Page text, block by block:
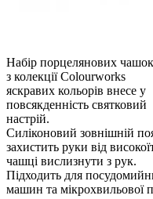
Набір порцелянових чашок
з колекції Colourworks
яскравих кольорів внесе у
повсякденність святковий
настрій.
Силіконовий зовнішній
захистить руки від
чашці вислизнути з рук.
Підходить для
машин та мікрохвильової